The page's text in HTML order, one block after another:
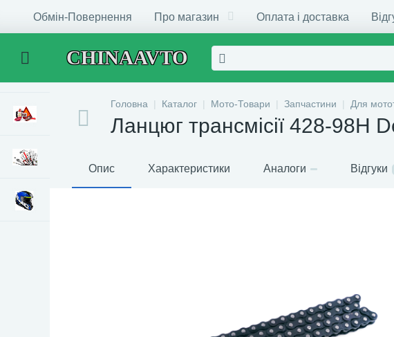
Обмін-Повернення Про магазин Оплата і доставка
CHINAAVTO
Головна Каталог Мото-Товари Запчастини Для
Ланцюг трансмісії 428-98H
Опис Характеристики Аналоги Відгуки